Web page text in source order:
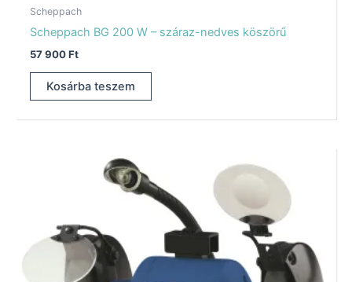
Scheppach
Scheppach BG 200 W – száraz-nedves köszörű
57 900Ft
Kosárba teszem